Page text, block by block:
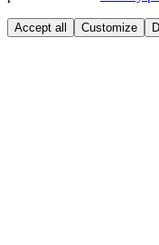
Accept all Customize